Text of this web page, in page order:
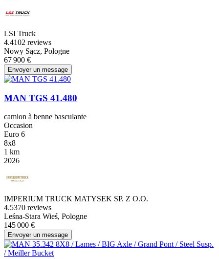
LSI Truck
4.4102 reviews
Nowy Sącz, Pologne
67 900 €
Envoyer un message
MAN TGS 41.480
camion à benne basculante
Occasion
Euro 6
8x8
1 km
2026
IMPERIUM TRUCK MATYSEK SP. Z O.O.
4.5370 reviews
Leśna-Stara Wieś, Pologne
145 000 €
Envoyer un message